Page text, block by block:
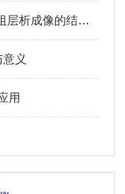
电阻层析成像模块应用案例-基于电阻层析成像的结构钢电阻率检测研究
义
用